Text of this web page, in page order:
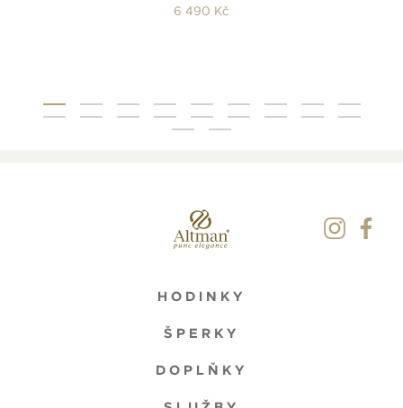
6 490 Kč
HODINKY
ŠPERKY
DOPLŇKY